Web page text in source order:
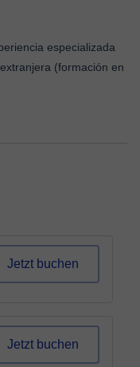
especializada
(formación en
Jetzt buchen
Jetzt buchen